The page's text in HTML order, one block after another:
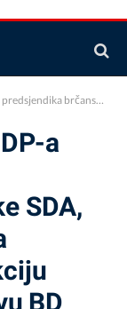
Tužiteljice u Tužilaštvu BD BIH! – Ovo su imena!?
a
SDA,
BD